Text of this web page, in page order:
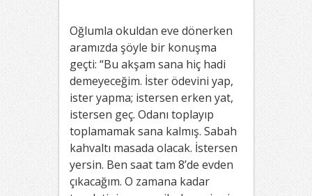
Oğlumla okuldan eve dönerken
aramızda şöyle bir konuşma
geçti: “Bu akşam sana hiç hadi
demeyeceğim. İster ödevini yap,
ister yapma; istersen erken yat,
istersen geç. Odanı toplayıp
toplamamak sana kalmış. Sabah
kahvaltı masada olacak. İstersen
yersin. Ben saat tam 8’de evden
çıkacağım. O zamana kadar